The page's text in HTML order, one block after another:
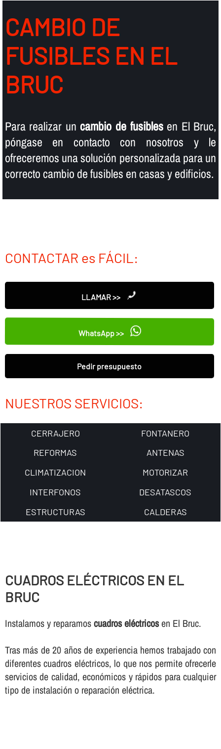
CAMBIO DE
FUSIBLES EN EL
BRUC
Para realizar uncambio de fusiblesen El Bruc,
póngase en contacto con nosotros y le
ofreceremos una solución personalizada para un
correcto cambio de fusibles en casas y edificios.
CONTACTAR es FÁCIL:
LLAMAR >>
WhatsApp >>
Pedir presupuesto
NUESTROS SERVICIOS:
CERRAJERO
FONTANERO
REFORMAS
ANTENAS
CLIMATIZACION
MOTORIZAR
INTERFONOS
DESATASCOS
ESTRUCTURAS
CALDERAS
CUADROS ELÉCTRICOS EN EL
BRUC
Instalamos y reparamoscuadros eléctricosen El Bruc.
Tras más de 20 años de experiencia hemos trabajado con
diferentes cuadros eléctricos, lo que nos permite ofrecerle
servicios de calidad, económicos y rápidos para cualquier
tipo de instalación o reparación eléctrica.